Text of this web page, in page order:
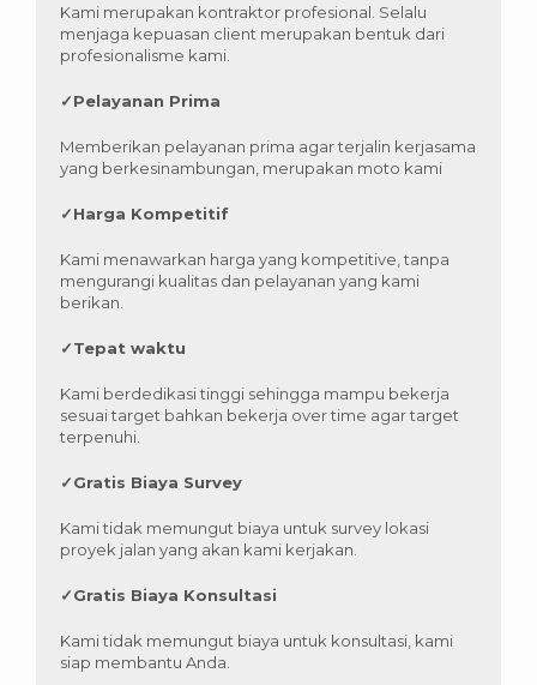
Kami merupakan kontraktor profesional. Selalu
menjaga kepuasan client merupakan bentuk dari
profesionalisme kami.
✓Pelayanan Prima
Memberikan pelayanan prima agar terjalin kerjasama
yang berkesinambungan, merupakan moto kami
✓Harga Kompetitif
Kami menawarkan harga yang kompetitive, tanpa
mengurangi kualitas dan pelayanan yang kami
berikan.
✓Tepat waktu
Kami berdedikasi tinggi sehingga mampu bekerja
sesuai target bahkan bekerja over time agar target
terpenuhi.
✓Gratis Biaya Survey
Kami tidak memungut biaya untuk survey lokasi
proyek jalan yang akan kami kerjakan.
✓Gratis Biaya Konsultasi
Kami tidak memungut biaya untuk konsultasi, kami
siap membantu Anda.